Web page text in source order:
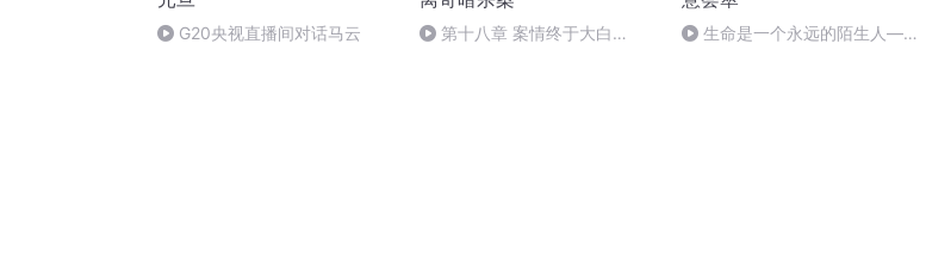
G20央视直播间对话马云
第十八章 案情终于大白
生命是一个永远的陌生人——